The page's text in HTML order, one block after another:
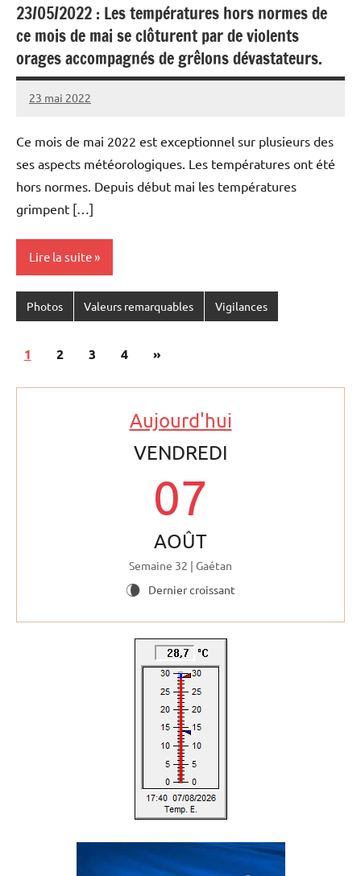
23/05/2022 : Les températures hors normes de
ce mois de mai se clôturent par de violents
orages accompagnés de grêlons dévastateurs.
23 mai 2022
Patrice
Ce mois de mai 2022 est exceptionnel sur plusieurs des
ses aspects météorologiques. Les températures ont été
hors normes. Depuis début mai les températures
grimpent […]
Lire la suite
Photos Valeurs remarquables Vigilances
Pagination
1 2 3 4
Articles
»
Aujourd'hui
VENDREDI
07
AOÛT
Semaine 32 | Gaétan
V
Dernier croissant